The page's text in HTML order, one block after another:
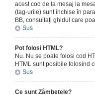
acest cod de la mesaj la
(tag-urile) sunt închise în
BB, consultaţi ghidul care
Sus
Pot folosi HTML?
Nu. Nu se poate folosi cod
HTML sunt posibile folosind
Sus
Ce sunt Zâmbetele?